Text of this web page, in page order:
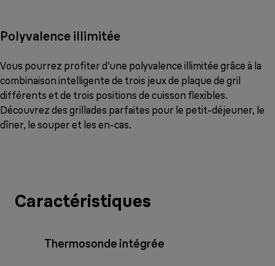
Polyvalence illimitée
Vous pourrez profiter d’une polyvalence illimitée grâce à la
combinaison intelligente de trois jeux de plaque de gril
différents et de trois positions de cuisson flexibles.
Découvrez des grillades parfaites pour le petit-déjeuner, le
dîner, le souper et les en-cas.
Caractéristiques
Thermosonde intégrée